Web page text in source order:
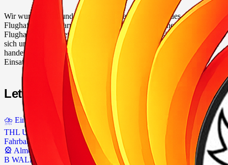
Wir wurden aufgrund eines gemeldeten Wiesenbrandes an der
Flughafenstraße alarmiert. Beim Eintreffen der Einheiten der WF
Flughafen sowie der Feuerwehr Nürnberg stellte sich heraus, dass es
sich um eine unerlaubte Verbrennung von Gartenabfällen und Müll
handelte. Nachdem das Feuer gelöscht wurde, wurde die
Einsatzstelle an die Polizei übergeben.
Letzte Beiträge
⛈️ Ein anstrengender Tag liegt hinter uns.
THL Unwetter: Baum / Ast auf Gebäude & Baum / Ast auf
Fahrbahn
🎡 Almoshofer Kärwa 2026 🎡
B WALD: im Freien, Waldbrand groß (> 1000m²)